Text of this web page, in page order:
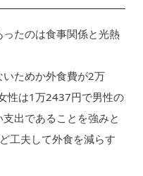
たのは食事関係と光熱
ためか外食費が2万
性は1万2437円で男性の
出であることを強みと
工夫して外食を減らす